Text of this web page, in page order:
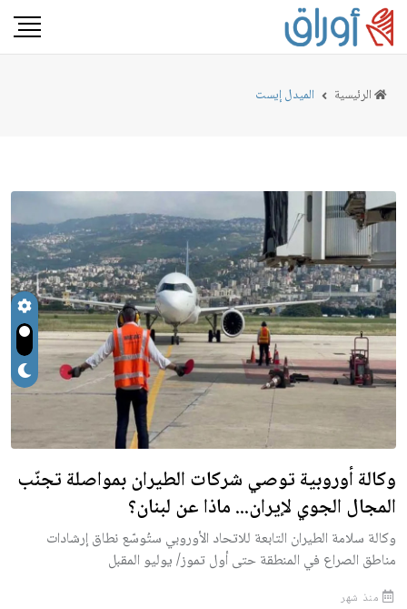
الرئيسية الميدل إيست
وكالة أوروبية توصي شركات الطيران بمواصلة تجنّب
المجال الجوي لإيران... ماذا عن لبنان؟
وكالة سلامة الطيران التابعة للاتحاد الأوروبي ستُوسّع نطاق إرشادات
مناطق الصراع في المنطقة حتى أول تموز/ يوليو المقبل
منذ شهر